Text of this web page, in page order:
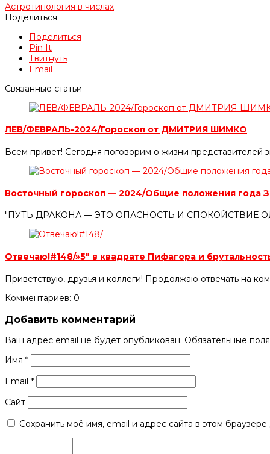
Астротипология в числах
Поделиться
Поделиться
Pin It
Твитнуть
Email
Связанные статьи
ЛЕВ/ФЕВРАЛЬ-2024/Гороскоп от ДМИТРИЯ ШИМКО
Всем привет! Сегодня поговорим о жизни
Восточный гороскоп — 2024/Общие положения года
"ПУТЬ ДРАКОНА — ЭТО ОПАСНОСТЬ И СПОКОЙСТВИЕ
Отвечаю!#148/»5″ в квадрате Пифагора и
Приветствую, друзья и коллеги! Продолжаю отвечать на
Комментариев: 0
Добавить комментарий
Ваш адрес email не будет опубликован. Обязательные
Имя *
Email *
Сайт
Сохранить моё имя, email и адрес сайта в этом